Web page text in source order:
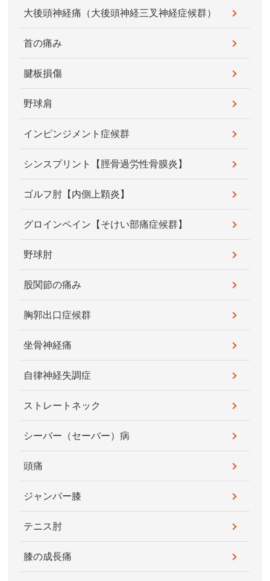
大後頭神経痛（大後頭神経三叉神経症候群）
首の痛み
腱板損傷
野球肩
インピンジメント症候群
シンスプリント【脛骨過労性骨膜炎】
ゴルフ肘【内側上顆炎】
グロインペイン【そけい部痛症候群】
野球肘
股関節の痛み
胸郭出口症候群
坐骨神経痛
自律神経失調症
ストレートネック
シーバー（セーバー）病
頭痛
ジャンパー膝
テニス肘
膝の成長痛